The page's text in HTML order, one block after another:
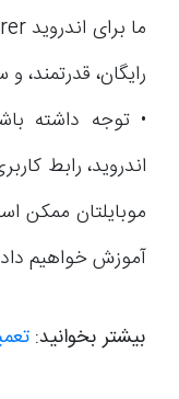
رایگان، قدرتمند،
• توجه داشته
اندروید، رابط
موبایلتان ممکن
آموزش خواهیم
بیشتر بخوانید: